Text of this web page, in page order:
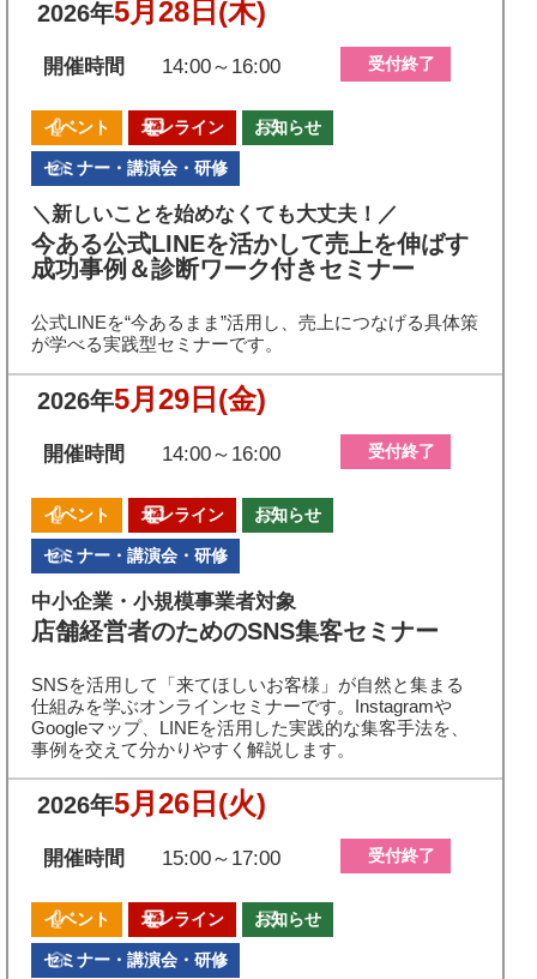
2026年5月28日 (木)
開催時間 14:00～16:00 受付終了
イベント オンライン お知らせ
セミナー・講演会・研修
＼新しいことを始めなくても大丈夫！／
今ある公式LINEを活かして売上を伸ばす
成功事例＆診断ワーク付きセミナー
公式LINEを“今あるまま”活用し、売上につなげる具体策
が学べる実践型セミナーです。
2026年5月29日 (金)
開催時間 14:00～16:00 受付終了
イベント オンライン お知らせ
セミナー・講演会・研修
中小企業・小規模事業者対象
店舗経営者のためのSNS集客セミナー
SNSを活用して「来てほしいお客様」が自然と集まる
仕組みを学ぶオンラインセミナーです。Instagramや
Googleマップ、LINEを活用した実践的な集客手法を、
事例を交えて分かりやすく解説します。
2026年5月26日 (火)
開催時間 15:00～17:00 受付終了
イベント オンライン お知らせ
セミナー・講演会・研修